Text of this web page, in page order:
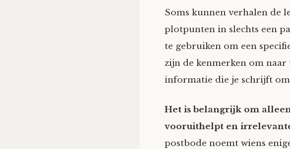
Soms kunnen verhalen de
plotpunten in slechts een
te gebruiken om een
zijn de kenmerken om naar
informatie die je schrijft om
Het is belangrijk om
vooruithelpt en
postbode noemt wiens